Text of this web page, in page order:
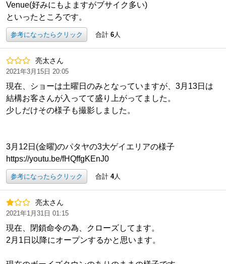
Venue(好みにもよますがブサイク多い)
といったところです。
参考になったらクリック 合計 6人
亮太さん
2021年3月15日 20:05
現在、ショーは土曜日のみとなっていますが、3月13日は
結構お客さんが入ってて盛り上がってました。
少しだけその様子も撮影しました。
3月12日(金曜)のパタヤの3大ゲイエリアの様子
https://youtu.be/fHQffgKEnJ0
参考になったらクリック 合計 4人
亮太さん
2021年1月31日 01:15
現在、閉鎖命令の為、クローズしてます。
2月1日以降にオープンするかと思います。